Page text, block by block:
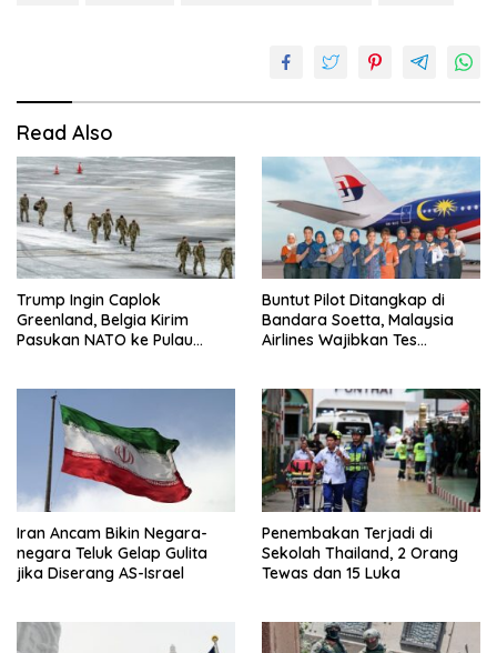
Read Also
Trump Ingin Caplok
Greenland, Belgia Kirim
Pasukan NATO ke Pulau
Buntut Pilot Ditangkap di
Bandara Soetta, Malaysia
Airlines Wajibkan Tes
Iran Ancam Bikin Negara-
negara Teluk Gelap Gulita
jika Diserang AS-Israel
Penembakan Terjadi di
Sekolah Thailand, 2 Orang
Tewas dan 15 Luka